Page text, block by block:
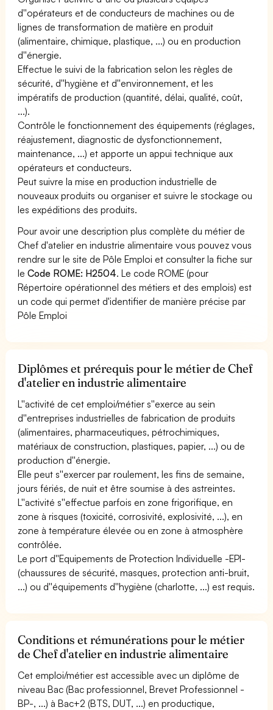
d''opérateurs et de conducteurs de machines ou de
lignes de transformation de matière en produit
(alimentaire, chimique, plastique, ...) ou en production
d''énergie.
Effectue le suivi de la fabrication selon les règles de
sécurité, d''hygiène et d''environnement, et les
impératifs de production (quantité, délai, qualité, coût,
...).
Contrôle le fonctionnement des équipements (réglages,
réajustement, diagnostic de dysfonctionnement,
maintenance, ...) et apporte un appui technique aux
opérateurs et conducteurs.
Peut suivre la mise en production industrielle de
nouveaux produits ou organiser et suivre le stockage ou
les expéditions des produits.
Pour avoir une description plus complète du métier de
Chef d'atelier en industrie alimentaire vous pouvez vous
rendre sur le site de Pôle Emploi et consulter la fiche sur
leCode ROME: H2504. Le code ROME (pour
Répertoire opérationnel des métiers et des emplois) est
un code qui permet d'identifier de manière précise par
Pôle Emploi
Diplômes et prérequis pour le métier de Chef
d'atelier en industrie alimentaire
L''activité de cet emploi/métier s''exerce au sein
d''entreprises industrielles de fabrication de produits
(alimentaires, pharmaceutiques, pétrochimiques,
matériaux de construction, plastiques, papier, ...) ou de
production d''énergie.
Elle peut s''exercer par roulement, les fins de semaine,
jours fériés, de nuit et être soumise à des astreintes.
L''activité s''effectue parfois en zone frigorifique, en
zone à risques (toxicité, corrosivité, explosivité, ...), en
zone à température élevée ou en zone à atmosphère
contrôlée.
Le port d''Equipements de Protection Individuelle -EPI-
(chaussures de sécurité, masques, protection anti-bruit,
...) ou d''équipements d''hygiène (charlotte, ...) est requis.
Conditions et rémunérations pour le métier
de Chef d'atelier en industrie alimentaire
Cet emploi/métier est accessible avec un diplôme de
niveau Bac (Bac professionnel, Brevet Professionnel -
BP-, ...) à Bac+2 (BTS, DUT, ...) en productique,